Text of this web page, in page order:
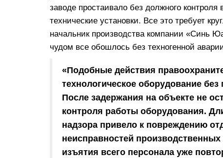
заводе простаивало без должного
технические установки. Все это требует
начальник производства компании «Синь
чудом все обошлось без техногенной
«Подобные действия
технологическое оборудование
После задержания на объекте не
контроля работы оборудования.
надзора привело к повреждению
неисправностей
изъятия всего персонала уже